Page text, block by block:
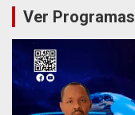
Ver Programas